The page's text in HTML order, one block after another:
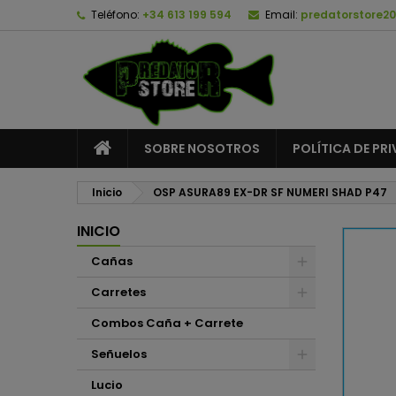
Teléfono: +34 613 199 594 Email:
SOBRE NOSOTROS POLÍTICA DE
Inicio OSP ASURA89 EX-DR SF NUMERI SHAD P47
INICIO
Cañas
Carretes
Combos Caña + Carrete
Señuelos
Lucio